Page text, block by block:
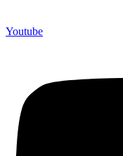
Youtube